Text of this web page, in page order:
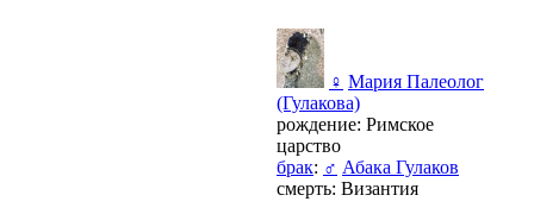
♀ Мария Палеолог
(Гулакова)
рождение: Римское
царство
брак: ♂ Абака Гулаков
смерть: Византия